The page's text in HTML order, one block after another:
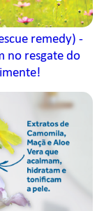
remedy) -
no resgate do